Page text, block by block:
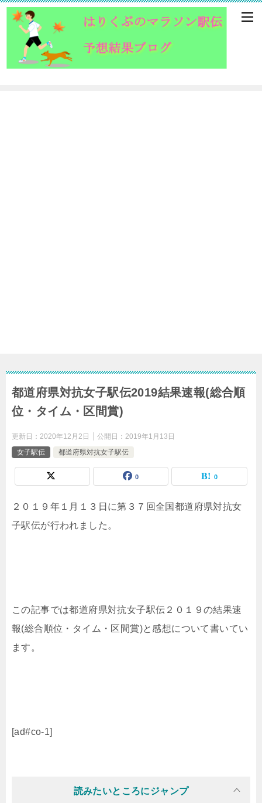
都道府県対抗女子駅伝2019結果速報(総合順
位・タイム・区間賞)
更新日： 2020年12月2日 公開日： 2019年1月13日
女子駅伝
都道府県対抗女子駅伝
0 0
２０１９年１月１３日に第３７回全国都道府県対抗女
子駅伝が行われました。
この記事では都道府県対抗女子駅伝２０１９の結果速
報(総合順位・タイム・区間賞)と感想について書いてい
ます。
[ad#co-1]
読みたいところにジャンプ